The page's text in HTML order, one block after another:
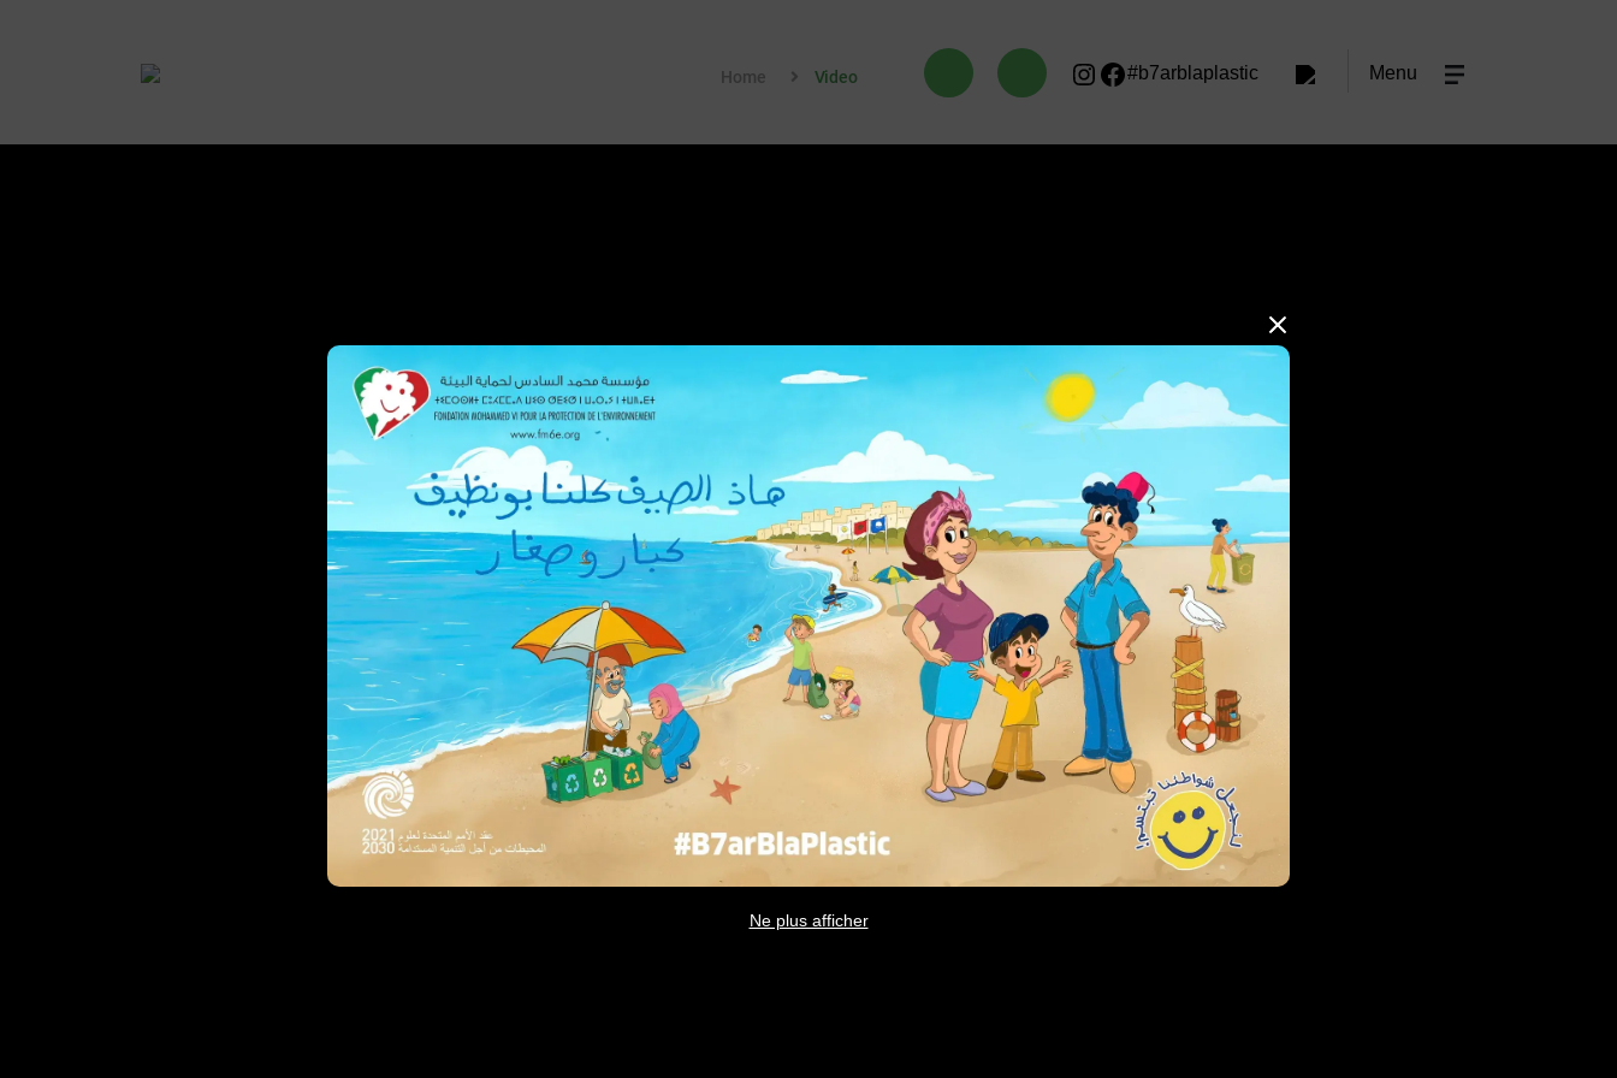
Ne plus afficher
Menu
#b7arblaplastic
Home Video